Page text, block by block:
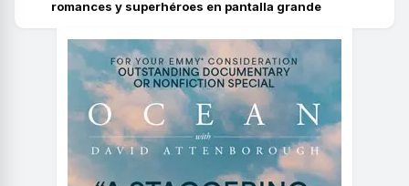
romances y superhéroes en pantalla grande